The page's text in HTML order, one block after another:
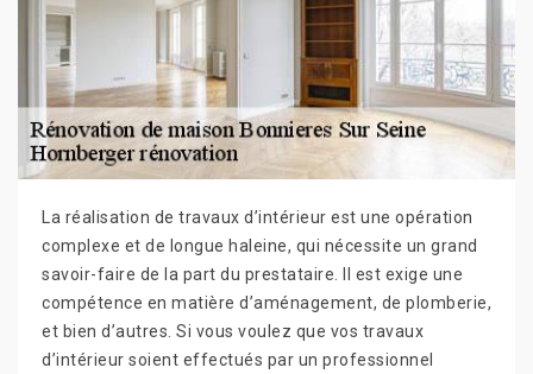
La réalisation de travaux d’intérieur est une opération
complexe et de longue haleine, qui nécessite un grand
savoir-faire de la part du prestataire. Il est exige une
compétence en matière d’aménagement, de plomberie,
et bien d’autres. Si vous voulez que vos travaux
d’intérieur soient effectués par un professionnel